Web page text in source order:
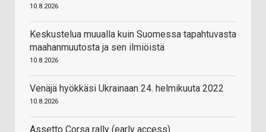
10.8.2026
Keskustelua muualla kuin Suomessa tapahtuvasta
maahanmuutosta ja sen ilmiöistä
10.8.2026
Venäjä hyökkäsi Ukrainaan 24. helmikuuta 2022
10.8.2026
Assetto Corsa rally (early access)